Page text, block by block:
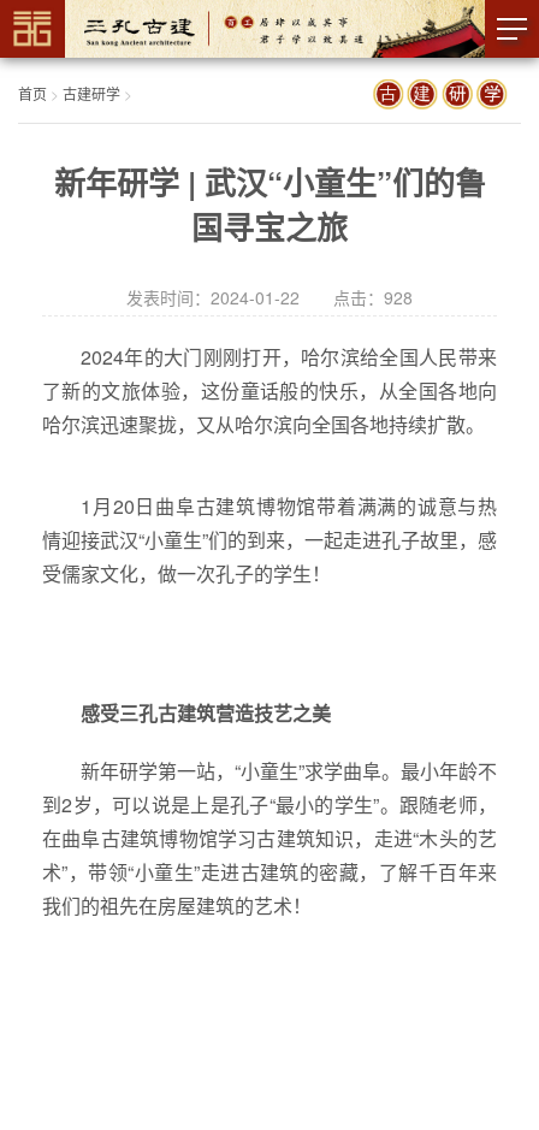
首页 > 古建研学 >
新年研学 | 武汉“小童生”们的鲁
国寻宝之旅
发表时间：2024-01-22 点击： 928
2024年的大门刚刚打开，哈尔滨给全国人民带来
了新的文旅体验，这份童话般的快乐，从全国各地向
哈尔滨迅速聚拢，又从哈尔滨向全国各地持续扩散。
1月20日曲阜古建筑博物馆带着满满的诚意与热
情迎接武汉“小童生”们的到来，一起走进孔子故里，感
受儒家文化，做一次孔子的学生！
感受三孔古建筑营造技艺之美
新年研学第一站，“小童生”求学曲阜。最小年龄不
到2岁，可以说是上是孔子“最小的学生”。跟随老师，
在曲阜古建筑博物馆学习古建筑知识，走进“木头的艺
术”，带领“小童生”走进古建筑的密藏，了解千百年来
我们的祖先在房屋建筑的艺术！